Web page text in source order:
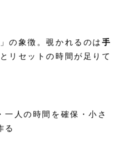
の象徴。覗かれるのは 手
リセットの時間が足りて
一人の時間を確保・小さ
る